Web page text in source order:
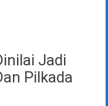
Jadi
Pilkada